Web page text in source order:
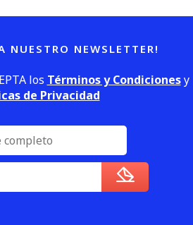
NUESTRO NEWSLETTER!
los Términos y Condicionesy
de Privacidad